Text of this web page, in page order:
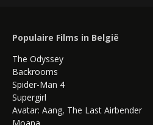
Populaire Films in België
The Odyssey
Backrooms
Spider-Man 4
Supergirl
Avatar: Aang, The Last Airbender